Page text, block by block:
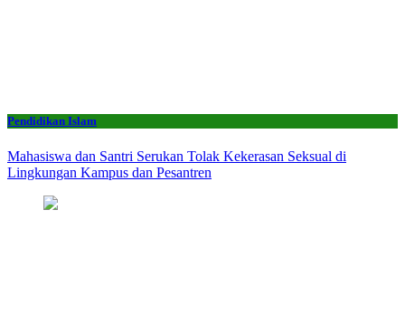
Pendidikan Islam
Mahasiswa dan Santri Serukan Tolak Kekerasan Seksual di
Lingkungan Kampus dan Pesantren